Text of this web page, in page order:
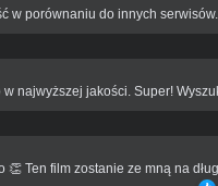
w porównaniu do innych
najwyższej jakości. Super!
Ten film zostanie ze mną na